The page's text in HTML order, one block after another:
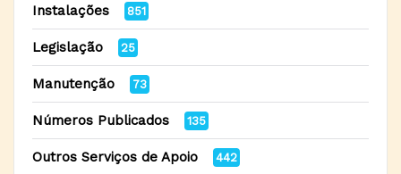
Instalações 851
Legislação 25
Manutenção 73
Números Publicados 135
Outros Serviços de Apoio 442